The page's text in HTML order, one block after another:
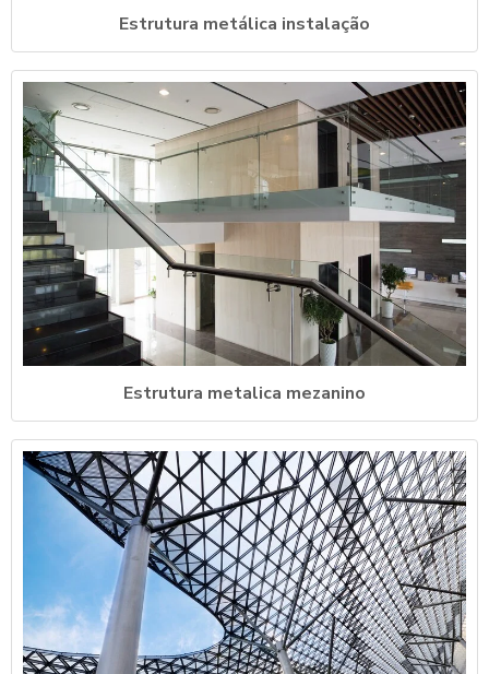
Estrutura metálica instalação
Estrutura metalica mezanino